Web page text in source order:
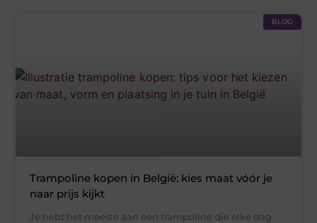
BLOG
Trampoline kopen in België: kies maat vóór je
naar prijs kijkt
Je hebt het meeste aan een trampoline die elke dag